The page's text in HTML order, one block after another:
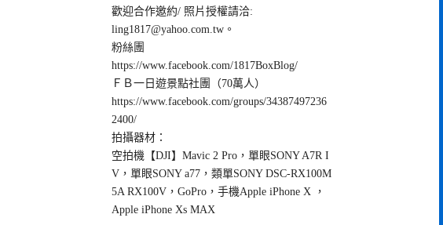
歡迎合作邀約/ 照片授權請洽:
ling1817@yahoo.com.tw 。
粉絲團
https://www.facebook.com/1817BoxBlog/
ＦＢ一日遊景點社團（70萬人）
https://www.facebook.com/groups/34387497236
2400/
拍攝器材：
空拍機【DJI】Mavic 2 Pro，單眼SONY A7R I
V，單眼SONY a77，類單SONY DSC-RX100M
5A RX100V，GoPro，手機Apple iPhone X ，
Apple iPhone Xs MAX